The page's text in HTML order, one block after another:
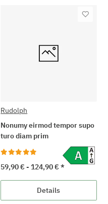
Rudolph
Nonumy eirmod tempor supo
turo diam prim
59,90 € - 124,90 €*
Details